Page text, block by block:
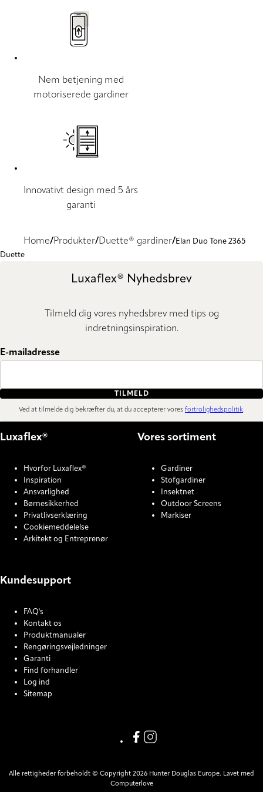
Nem betjening med
motoriserede gardiner
Innovativt design med 5 års
garanti
Home Produkter Duette® gardiner
Elan Duo Tone 2365
Duette
Luxaflex® Nyhedsbrev
Tilmeld dig vores nyhedsbrev med tips og
indretningsinspiration.
E-mailadresse
TILMELD
Ved at tilmelde dig bekræfter du, at du accepterer vores fortrolighedspolitik.
Luxaflex®
Hvorfor Luxaflex®
Inspiration
Ansvarlighed
Børnesikkerhed
Privatlivserklæring
Cookiemeddelelse
Arkitekt og Entreprenør
Vores sortiment
Gardiner
Stofgardiner
Insektnet
Outdoor Screens
Markiser
Kundesupport
FAQ's
Kontakt os
Produktmanualer
Rengøringsvejledninger
Garanti
Find forhandler
Log ind
Sitemap
Link missing Display text from
Link missing Display text
Alle rettigheder forbeholdt © Copyright 2026 Hunter Douglas Europe. Lavet med
Computerlove